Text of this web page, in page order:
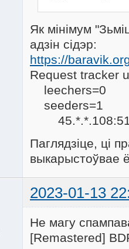
Як мінімум
адзін сідэр:
https://
Request tracker
leechers=0
seeders=1
Паглядзіце, ці
выкарыстоўвае
2023-01-13
Не магу
[Remastered]